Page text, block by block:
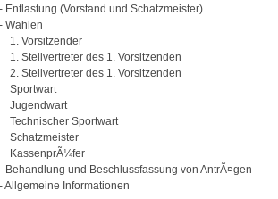
- Entlastung (Vorstand und Schatzmeister)
- Wahlen
1. Vorsitzender
1. Stellvertreter des 1. Vorsitzenden
2. Stellvertreter des 1. Vorsitzenden
Sportwart
Jugendwart
Technischer Sportwart
Schatzmeister
KassenprÃ¼fer
- Behandlung und Beschlussfassung von AntrÃ¤gen
- Allgemeine Informationen